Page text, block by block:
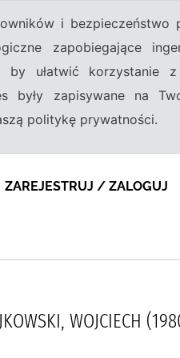
i bezpieczeństwo
zapobiegające
by ułatwić korzystanie
były zapisywane na
politykę prywatności.
ZAREJESTRUJ / ZALOGUJ
WOJCIECH